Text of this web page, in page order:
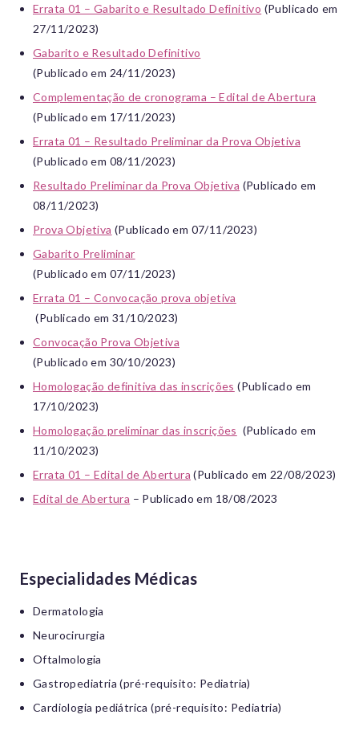
Errata 01 – Gabarito e Resultado Definitivo (Publicado em
27/11/2023)
Gabarito e Resultado Definitivo
(Publicado em 24/11/2023)
Complementação de cronograma – Edital de Abertura
(Publicado em 17/11/2023)
Errata 01 – Resultado Preliminar da Prova Objetiva
(Publicado em 08/11/2023)
Resultado Preliminar da Prova Objetiva (Publicado em
08/11/2023)
Prova Objetiva (Publicado em 07/11/2023)
Gabarito Preliminar
(Publicado em 07/11/2023)
Errata 01 – Convocação prova objetiva
(Publicado em 31/10/2023)
Convocação Prova Objetiva
(Publicado em 30/10/2023)
Homologação definitiva das inscrições (Publicado em
17/10/2023)
Homologação preliminar das inscrições (Publicado em
11/10/2023)
Errata 01 – Edital de Abertura (Publicado em 22/08/2023)
Edital de Abertura – Publicado em 18/08/2023
Especialidades Médicas
Dermatologia
Neurocirurgia
Oftalmologia
Gastropediatria (pré-requisito: Pediatria)
Cardiologia pediátrica (pré-requisito: Pediatria)